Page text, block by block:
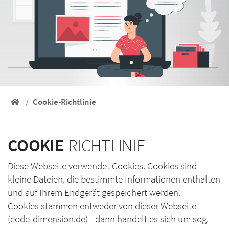
StartseiteCookie-Richtlinie
COOKIE-RICHTLINIE
Diese Webseite verwendet Cookies. Cookies sind
kleine Dateien, die bestimmte Informationen enthalten
und auf Ihrem Endgerät gespeichert werden.
Cookies stammen entweder von dieser Webseite
(code-dimension.de) - dann handelt es sich um sog.